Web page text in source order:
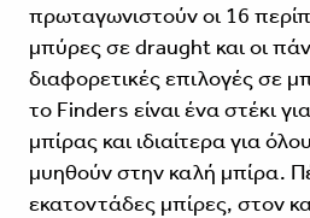
πρωταγωνιστούν οι 16
μπύρες σε draught και οι
διαφορετικές επιλογές σε
το Finders είναι ένα στέκι
μπίρας και ιδιαίτερα για
μυη­θούν στην καλή μπίρα.
εκατοντάδες μπίρες, στον